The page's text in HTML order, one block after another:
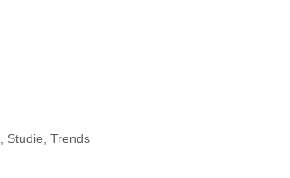
Studie Trends